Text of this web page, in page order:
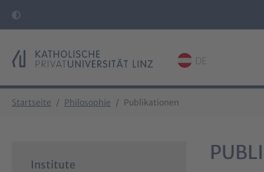
DE
Startseite Philosophie Publikationen
Institute